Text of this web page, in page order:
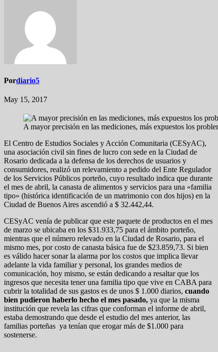
Pordiario5
May 15, 2017
A mayor precisión en las mediciones, más expuestos los
El Centro de Estudios Sociales y Acción Comunitaria (CESyAC),
una asociación civil sin fines de lucro con sede en la Ciudad de
Rosario dedicada a la defensa de los derechos de usuarios y
consumidores, realizó un relevamiento a pedido del Ente Regulador
de los Servicios Públicos porteño, cuyo resultado indica que durante
el mes de abril, la canasta de alimentos y servicios para una «familia
tipo» (histórica identificación de un matrimonio con dos hijos) en la
Ciudad de Buenos Aires ascendió a $ 32.442,44.
CESyAC venía de publicar que este paquete de productos en el mes
de marzo se ubicaba en los $31.933,75 para el ámbito porteño,
mientras que el número relevado en la Ciudad de Rosario, para el
mismo mes, por costo de canasta básica fue de $23.859,73. Si bien
es válido hacer sonar la alarma por los costos que implica llevar
adelante la vida familiar y personal, los grandes medios de
comunicación, hoy mismo, se están dedicando a resaltar que los
ingresos que necesita tener una familia tipo que vive en CABA para
cubrir la totalidad de sus gastos es de unos $ 1.000 diarios, cuando
bien pudieron haberlo hecho el mes pasado, ya que la misma
institución que revela las cifras que conforman el informe de abril,
estaba demostrando que desde el estudio del mes anterior, las
familias porteñas ya tenían que erogar más de $1.000 para
sostenerse.